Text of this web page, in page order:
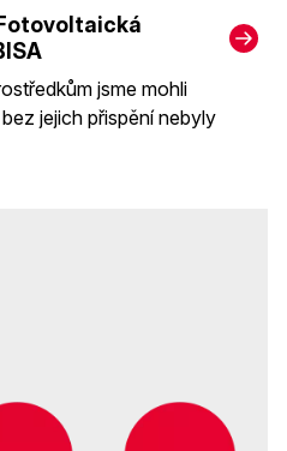
jsme mohli
jejich přispění nebyly